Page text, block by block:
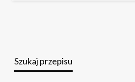
Szukaj przepisu